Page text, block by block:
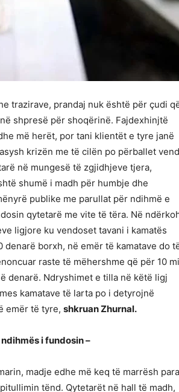
trazirave, prandaj nuk është për çudi
shpresë për shoqërinë. Fajdexhinjtë
më herët, por tani klientët e tyre janë
krizën me të cilën po përballet
në mungesë të zgjidhjeve tjera,
shumë i madh për humbje dhe
publike me parullat për ndihmë e
qytetarë me vite të tëra. Në
ligjore ku vendoset tavani i kamatës
borxh, në emër të kamatave do
raste të mëhershme që për 10
denarë. Ndryshimet e tilla në këtë ligj
kamatave të larta po i detyrojnë
emër të tyre, shkruan Zhurnal.
i fundosin –
madje edhe më keq të marrësh para
tënd. Qytetarët në hall të madh,